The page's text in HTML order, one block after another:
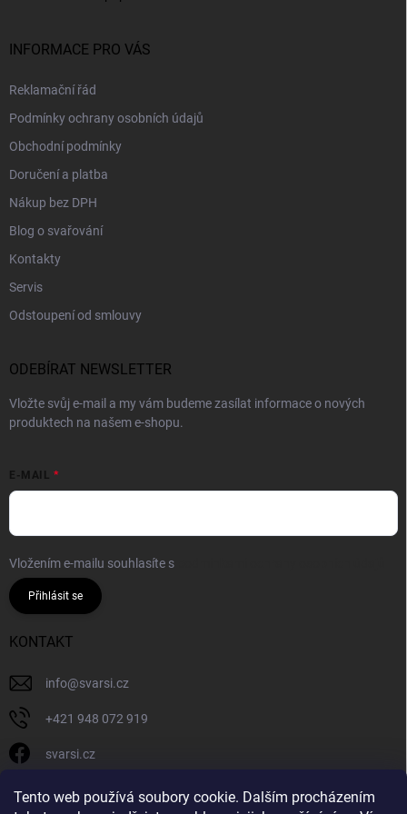
Tento web používá soubory cookie. Dalším procházením
INFORMACE PRO VÁS
Reklamační řád
Podmínky ochrany osobních údajů
Obchodní podmínky
Doručení a platba
Nákup bez DPH
Blog o svařování
Kontakty
Servis
Odstoupení od smlouvy
ODEBÍRAT NEWSLETTER
Vložte svůj e-mail a my vám budeme zasílat informace o nových
produktech na našem e-shopu.
E-MAIL
Vložením e-mailu souhlasíte s
Přihlásit se
KONTAKT
info@svarsi.cz
+421 948 072 919
svarsi.cz
svarsi.cz